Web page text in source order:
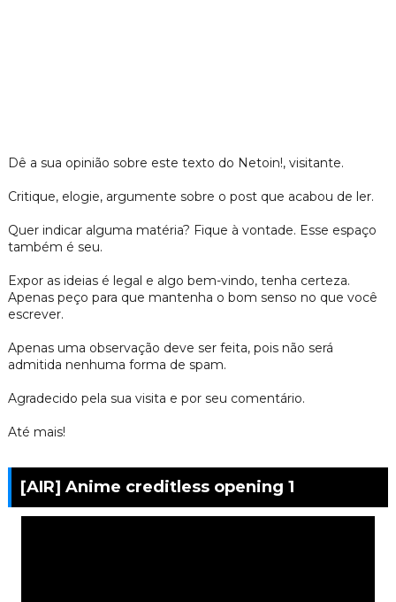
Dê a sua opinião sobre este texto do Netoin!, visitante.
Critique, elogie, argumente sobre o post que acabou de ler.
Quer indicar alguma matéria? Fique à vontade. Esse espaço
também é seu.
Expor as ideias é legal e algo bem-vindo, tenha certeza.
Apenas peço para que mantenha o bom senso no que você
escrever.
Apenas uma observação deve ser feita, pois não será
admitida nenhuma forma de spam.
Agradecido pela sua visita e por seu comentário.
Até mais!
[AIR] Anime creditless opening 1